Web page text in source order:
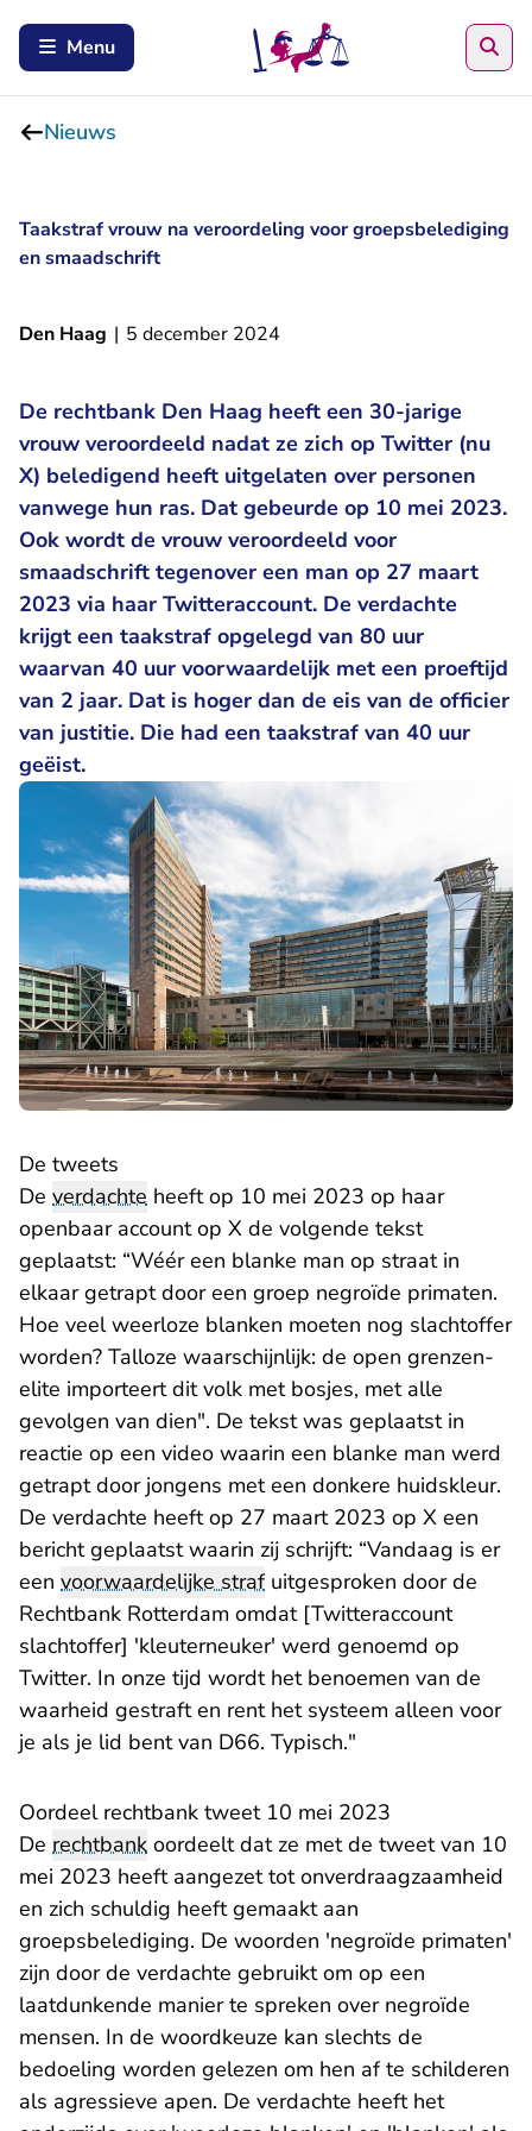
Menu
Nieuws
Taakstraf vrouw na veroordeling voor groepsbelediging
en smaadschrift
Den Haag | 5 december 2024
De rechtbank Den Haag heeft een 30-jarige
vrouw veroordeeld nadat ze zich op Twitter (nu
X) beledigend heeft uitgelaten over personen
vanwege hun ras. Dat gebeurde op 10 mei 2023.
Ook wordt de vrouw veroordeeld voor
smaadschrift tegenover een man op 27 maart
2023 via haar Twitteraccount. De verdachte
krijgt een taakstraf opgelegd van 80 uur
waarvan 40 uur voorwaardelijk met een proeftijd
van 2 jaar. Dat is hoger dan de eis van de officier
van justitie. Die had een taakstraf van 40 uur
geëist.
De tweets
De verdachte heeft op 10 mei 2023 op haar
openbaar account op X de volgende tekst
geplaatst: “Wéér een blanke man op straat in
elkaar getrapt door een groep negroïde primaten.
Hoe veel weerloze blanken moeten nog slachtoffer
worden? Talloze waarschijnlijk: de open grenzen-
elite importeert dit volk met bosjes, met alle
gevolgen van dien". De tekst was geplaatst in
reactie op een video waarin een blanke man werd
getrapt door jongens met een donkere huidskleur.
De verdachte heeft op 27 maart 2023 op X een
bericht geplaatst waarin zij schrijft: “Vandaag is er
een voorwaardelijke strafuitgesproken door de
Rechtbank Rotterdam omdat [Twitteraccount
slachtoffer] 'kleuterneuker' werd genoemd op
Twitter. In onze tijd wordt het benoemen van de
waarheid gestraft en rent het systeem alleen voor
je als je lid bent van D66. Typisch."
Oordeel rechtbank tweet 10 mei 2023
De rechtbank oordeelt dat ze met de tweet van 10
mei 2023 heeft aangezet tot onverdraagzaamheid
en zich schuldig heeft gemaakt aan
groepsbelediging. De woorden 'negroïde primaten'
zijn door de verdachte gebruikt om op een
laatdunkende manier te spreken over negroïde
mensen. In de woordkeuze kan slechts de
bedoeling worden gelezen om hen af te schilderen
als agressieve apen. De verdachte heeft het